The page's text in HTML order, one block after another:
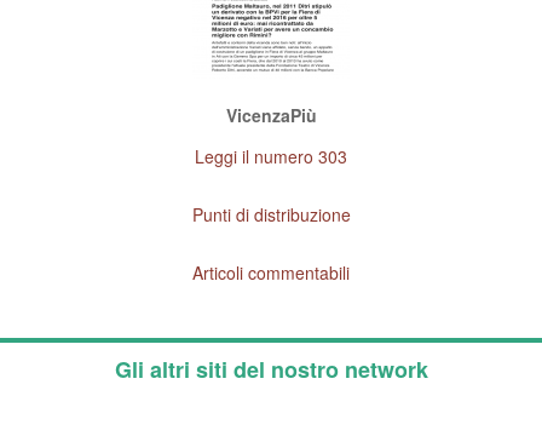
VicenzaPiù
Leggi il numero 303
Punti di distribuzione
Articoli commentabili
Gli altri siti del nostro network